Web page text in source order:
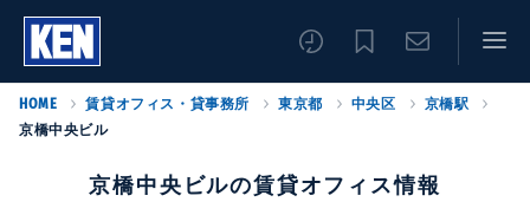
HOME 賃貸オフィス・貸事務所 東京都 中央区
京橋駅
京橋中央ビル
京橋中央ビルの賃貸オフィス情報